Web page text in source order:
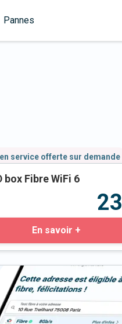
Pannes
service offerte sur demande
box Fibre WiFi 6
23
En savoir +